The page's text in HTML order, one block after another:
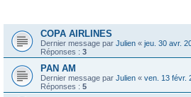
COPA AIRLINES
Dernier message par Julien « jeu. 30 avr.
Réponses : 3
PAN AM
Dernier message par Julien « ven. 13 févr.
Réponses : 5